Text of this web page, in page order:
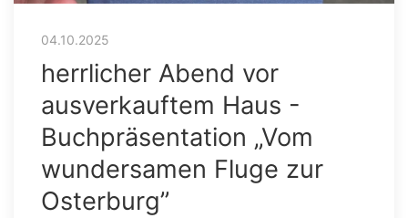
04.10.2025
herrlicher Abend vor
ausverkauftem Haus -
Buchpräsentation „Vom
wundersamen Fluge zur
Osterburg”